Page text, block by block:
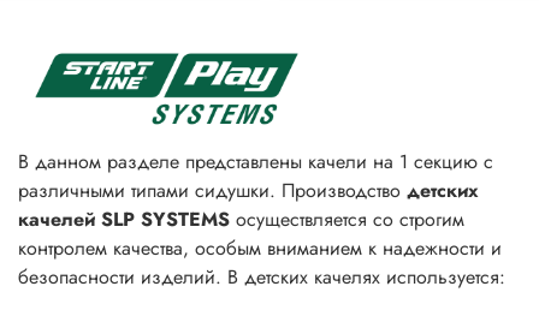
В данном разделе представлены качели на 1 секцию с
различными типами сидушки. Производство детских
качелей SLP SYSTEMS осуществляется со строгим
контролем качества, особым вниманием к надежности и
безопасности изделий. В детских качелях используется: